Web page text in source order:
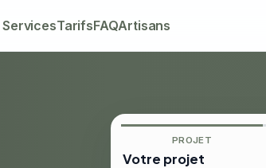
ServicesTarifsFAQArtisans
PROJET
Votre projet